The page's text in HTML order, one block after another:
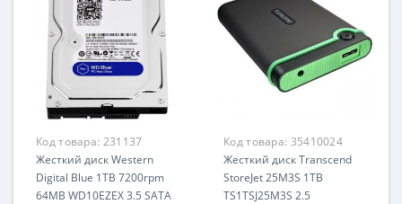
Код товара: 231137
Жесткий диск Western
Digital Blue 1TB 7200rpm
64MB WD10EZEX 3.5 SATA
Код товара: 35410024
Жесткий диск Transcend
StoreJet 25M3S 1TB
TS1TSJ25M3S 2.5